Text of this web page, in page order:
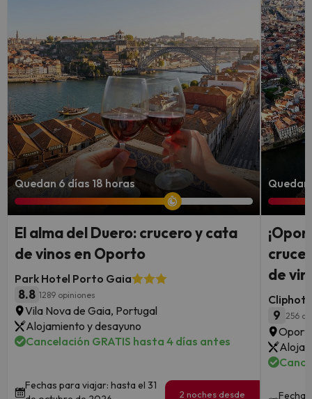
Quedan 6 días 18 horas
El alma del Duero: crucero y cata
de vinos en Oporto
Park Hotel Porto Gaia
8.8 1289 opiniones
Vila Nova de Gaia, Portugal
Alojamiento y desayuno
Cancelación GRATIS hasta 4 días antes
Fechas para viajar: hasta el 31
2 noches desde
de
9 256